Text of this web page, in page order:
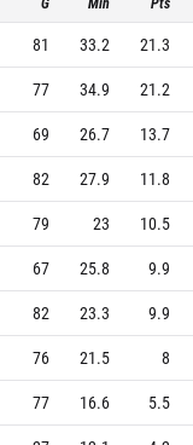
81 33.2 21.3
77 34.9 21.2
69 26.7 13.7
82 27.9 11.8
79 23 10.5
67 25.8 9.9
82 23.3 9.9
76 21.5 8
77 16.6 5.5